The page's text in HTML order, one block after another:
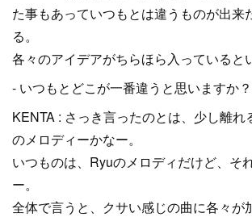
た事もあっていつもとは違うものが出来
る。
各々のアイデアがちらほら入っていると
- いつもとどこが一番違うと思いますか？
KENTA : さっき言ったのとは、少し離れ
のメロディーかなー。
いつものは、Ryuのメロディだけど、そ
ー。
全体で言うと、クサい感じの曲に各々が